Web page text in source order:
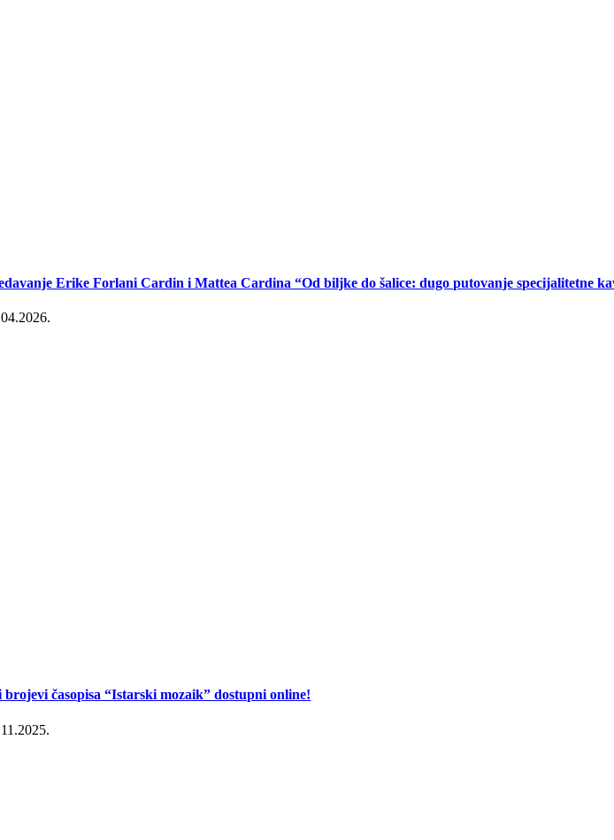
Erike Forlani Cardin i Mattea Cardina “Od biljke do šalice: dugo putovanje specijalitetne
brojevi časopisa “Istarski mozaik” dostupni online!